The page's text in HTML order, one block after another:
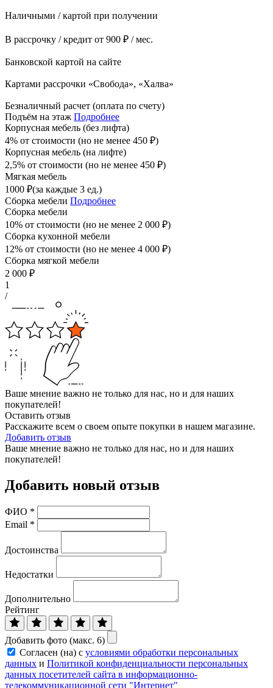
Наличными / картой при получении
В рассрочку / кредит от 900 ₽ / мес.
Банковской картой на сайте
Картами рассрочки «Свобода», «Халва»
Безналичный расчет (оплата по счету)
Подъём на этаж Подробнее
Корпусная мебель (без лифта)
4% от стоимости (но не менее 450 ₽)
Корпусная мебель (на лифте)
2,5% от стоимости (но не менее 450 ₽)
Мягкая мебель
1000 ₽(за каждые 3 ед.)
Сборка мебели Подробнее
Сборка мебели
10% от стоимости (но не менее 2 000 ₽)
Сборка кухонной мебели
12% от стоимости (но не менее 4 000 ₽)
Сборка мягкой мебели
2 000 ₽
1
/
Ваше мнение важно не только для нас, но и для наших
покупателей!
Оставить отзыв
Расскажите всем о своем опыте покупки в нашем магазине.
Добавить отзыв
Ваше мнение важно не только для нас, но и для наших
покупателей!
Добавить новый отзыв
ФИО *
Email *
Достоинства
Недостатки
Дополнительно
Рейтинг
Добавить фото (макс. 6)
Согласен (на) с условиями обработки персональных
данных и Политикой конфиденциальности персональных
данных посетителей сайта в информационно-
телекоммуникационной сети "Интернет"